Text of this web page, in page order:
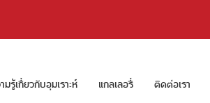
มรู้เกี่ยวกับอุมเราะห์ แกลเลอรี่ ติดต่อเรา